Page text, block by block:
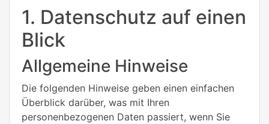
1. Datenschutz auf einen
Blick
Allgemeine Hinweise
Die folgenden Hinweise geben einen einfachen
Überblick darüber, was mit Ihren
personenbezogenen Daten passiert, wenn Sie